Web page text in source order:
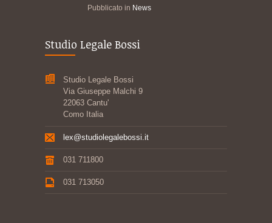
Pubblicato in News
Studio Legale Bossi
Studio Legale Bossi
Via Giuseppe Malchi 9
22063 Cantu'
Como Italia
lex@studiolegalebossi.it
031 711800
031 713050